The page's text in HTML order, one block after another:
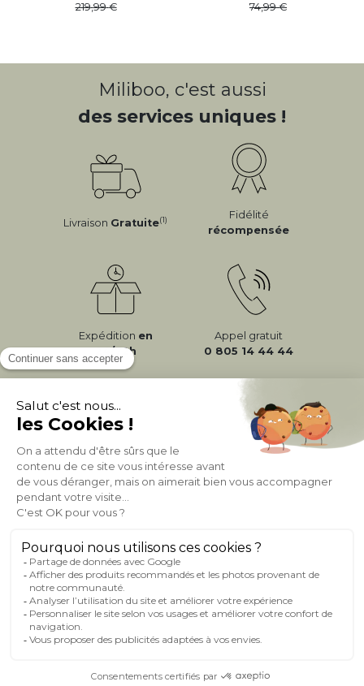
219,99 74,99
Miliboo, c'est aussi
des services uniques !
Livraison Gratuite(1)
Fidélité
récompensée
Expédition en
24/72h
Appel gratuit
0 805 14 44 44
À PROPOS DE MILIBOO
AIDE & CONTACT